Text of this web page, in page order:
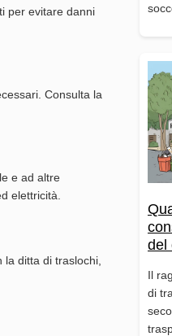
del
Il
di
per evitare danni
Consulta la
e ad altre
elettricità.
la ditta di traslochi,